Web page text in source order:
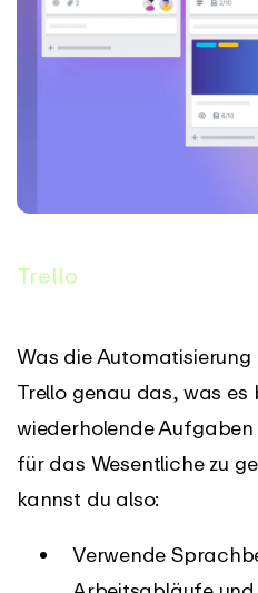
Trello
Was die
Trello genau das, was es
wiederholende Aufgaben
für das Wesentliche zu
kannst du also:
Verwende